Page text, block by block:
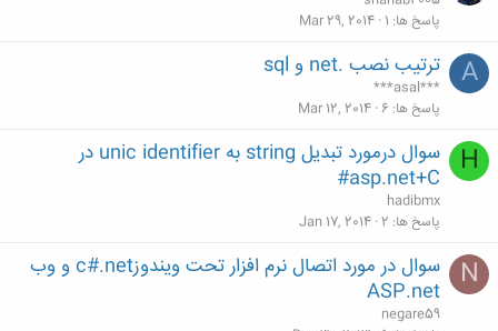
پاسخ ها 1
Mar 29, 2014
A ترتیب نصب .net و sql
***asal***
پاسخ ها 6
Mar 12, 2014
H
سوال درمورد تبدیل string به unic identifier در
asp.net+C#
hadibmx
پاسخ ها 2
Jan 17, 2014
N
سوال در مورد اتصال نرم افزار تحت ویندوزc#.net و وب
ASP.net
negare59